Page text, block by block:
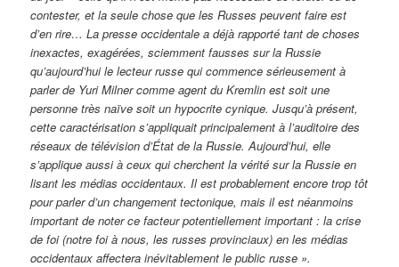
contester, et la seule chose que les Russes peuvent faire est
d’en rire… La presse occidentale a déjà rapporté tant de choses
inexactes, exagérées, sciemment fausses sur la Russie
qu’aujourd’hui le lecteur russe qui commence sérieusement à
parler de Yuri Milner comme agent du Kremlin est soit une
personne très naïve soit un hypocrite cynique. Jusqu’à présent,
cette caractérisation s’appliquait principalement à l’auditoire des
réseaux de télévision d’État de la Russie. Aujourd’hui, elle
s’applique aussi à ceux qui cherchent la vérité sur la Russie en
lisant les médias occidentaux. Il est probablement encore trop tôt
pour parler d’un changement tectonique, mais il est néanmoins
important de noter ce facteur potentiellement important : la crise
de foi (notre foi à nous, les russes provinciaux) en les médias
occidentaux affectera inévitablement le public russe ».